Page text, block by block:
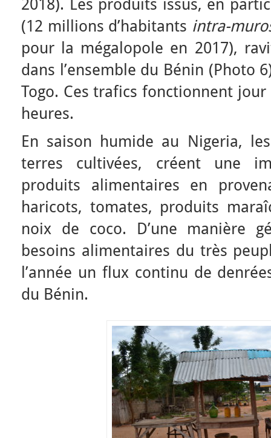
2018). Les produits issus, en
(12 millions d’habitants intra-
pour la mégalopole en 2017),
dans l’ensemble du Bénin (Photo
Togo. Ces trafics fonctionnent
heures.
En saison humide au Nigeria,
terres cultivées, créent une
produits alimentaires en
haricots, tomates, produits
noix de coco. D’une manière
besoins alimentaires du très
l’année un flux continu de
du Bénin.